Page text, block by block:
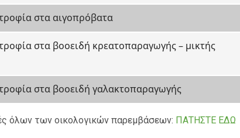
στα αιγοπρόβατα
στα βοοειδή κρεατοπαραγωγής – μικτής
στα βοοειδή γαλακτοπαραγωγής
όλων των οικολογικών παρεμβάσεων: ΠΑΤΗΣΤΕ ΕΔΩ